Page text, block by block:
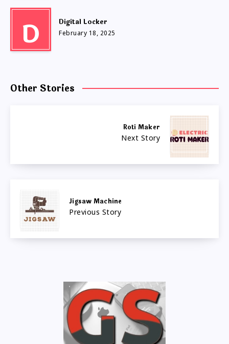
D Digital Locker
February 18, 2025
Other Stories
Roti Maker
Next Story
Jigsaw Machine
Previous Story